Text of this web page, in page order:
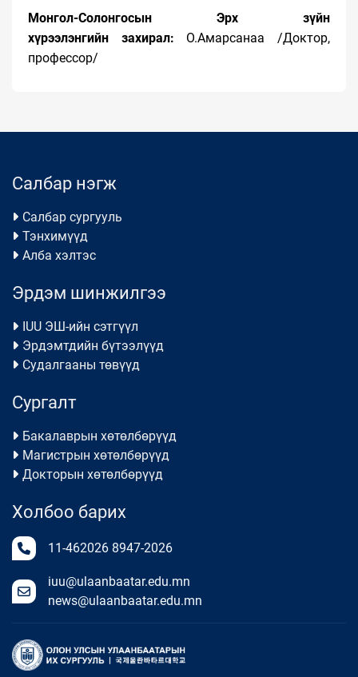
Монгол-Солонгосын Эрх зүйн
хүрээлэнгийн захирал: О.Амарсанаа /Доктор,
профессор/
Салбар нэгж
Салбар сургууль
Тэнхимүүд
Алба хэлтэс
Эрдэм шинжилгээ
IUU ЭШ-ийн сэтгүүл
Эрдэмтдийн бүтээлүүд
Судалгааны төвүүд
Сургалт
Бакалаврын хөтөлбөрүүд
Магистрын хөтөлбөрүүд
Докторын хөтөлбөрүүд
Холбоо барих
11-462026 8947-2026
iuu@ulaanbaatar.edu.mn
news@ulaanbaatar.edu.mn